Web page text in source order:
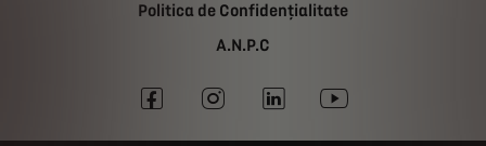
Politica de Confidențialitate
A.N.P.C